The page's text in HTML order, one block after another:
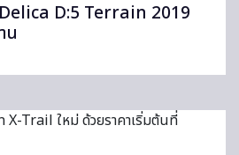
D:5 Terrain 2019
น